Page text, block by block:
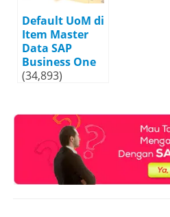
Default UoM di
Item Master
Data SAP
Business One
(34,893)